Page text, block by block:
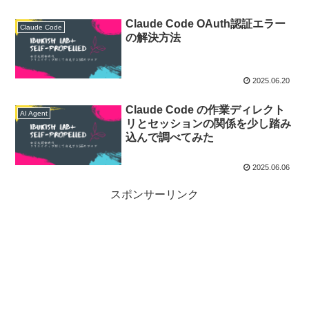
Claude Code
Claude Code OAuth認証エラー
の解決方法
2025.06.20
AI Agent
Claude Code の作業ディレクト
リとセッションの関係を少し踏み
込んで調べてみた
2025.06.06
スポンサーリンク